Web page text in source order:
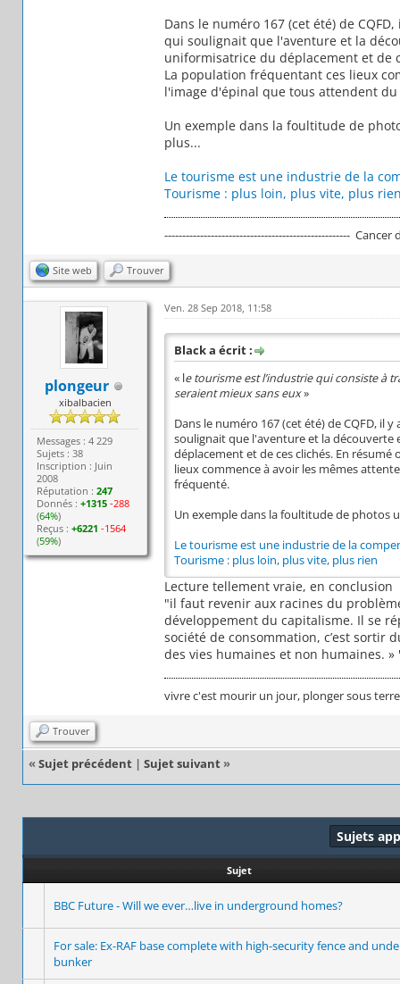
Dans le numéro 167 (cet été) de
qui soulignait que l'aventure et la
uniformisatrice du déplacement et de
La population fréquentant ces lieux
l'image d'épinal que tous attendent
Un exemple dans la foultitude de
plus...
Le tourisme est une industrie de la
Tourisme : plus loin, plus vite, plus
----------------------------------------------------
Site web Trouver
plongeur
xibalbacien
Messages : 4 229
Sujets : 38
Inscription : Juin
2008
Réputation :247
Donnés :+1315 -288
(64%)
Reçus :+6221 -1564
(59%)
Ven. 28 Sep 2018, 11:58
Black a écrit :
« le tourisme est l’industrie qui consiste à
seraient mieux sans eux»
Dans le numéro 167 (cet été) de CQFD,
soulignait que l'aventure et la
déplacement et de ces clichés. En
lieux commence à avoir les mêmes
fréquenté.
Un exemple dans la foultitude de photos
Le tourisme est une industrie de la
Tourisme : plus loin, plus vite, plus rien
Lecture tellement vraie, en conclusion
"il faut revenir aux racines du
développement du capitalisme. Il se
société de consommation, c’est sortir
des vies humaines et non humaines. »
vivre c'est mourir un jour, plonger sous
Trouver
« Sujet précédent | Sujet suivant »
Sujets
Sujet
BBC Future - Will we ever…live in underground homes?
For sale: Ex-RAF base complete with high-security fence and
bunker